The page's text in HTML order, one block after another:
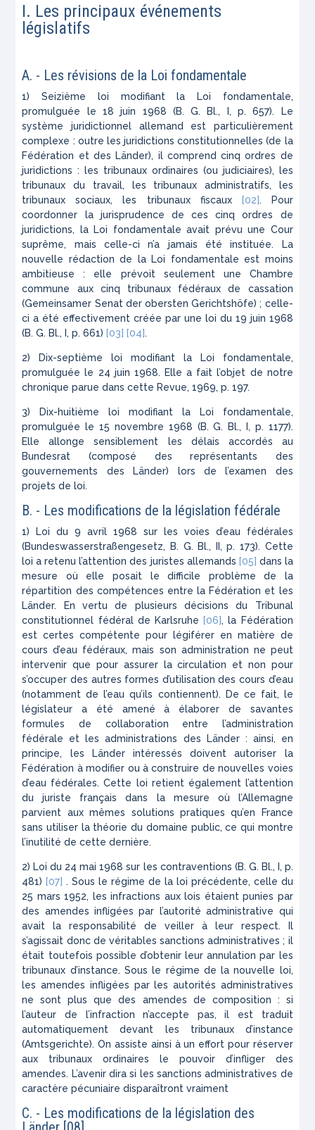
I. Les principaux événements
législatifs
A. - Les révisions de la Loi fondamentale
1) Seizième loi modifiant la Loi fondamentale,
promulguée le 18 juin 1968 (B. G. Bl., I, p. 657). Le
système juridictionnel allemand est particulièrement
complexe : outre les juridictions constitutionnelles (de la
Fédération et des Länder), il comprend cinq ordres de
juridictions : les tribunaux ordinaires (ou judiciaires), les
tribunaux du travail, les tribunaux administratifs, les
tribunaux sociaux, les tribunaux fiscaux
[02]. Pour
coordonner la jurisprudence de ces cinq ordres de
juridictions, la Loi fondamentale avait prévu une Cour
suprême, mais celle-ci n’a jamais été instituée. La
nouvelle rédaction de la Loi fondamentale est moins
ambitieuse : elle prévoit seulement une Chambre
commune aux cinq tribunaux fédéraux de cassation
(Gemeinsamer Senat der obersten Gerichtshöfe) ; celle-
ci a été effectivement créée par une loi du 19 juin 1968
(B. G. Bl., I, p. 661) [03] [04].
2) Dix-septième loi modifiant la Loi fondamentale,
promulguée le 24 juin 1968. Elle a fait l’objet de notre
chronique parue dans cette Revue, 1969, p. 197.
3) Dix-huitième loi modifiant la Loi fondamentale,
promulguée le 15 novembre 1968 (B. G. Bl., I, p. 1177).
Elle allonge sensiblement les délais accordés au
Bundesrat (composé des représentants des
gouvernements des Länder) lors de l’examen des
projets de loi.
B. - Les modifications de la législation fédérale
1) Loi du 9 avril 1968 sur les voies d’eau fédérales
(Bundeswasserstraßengesetz, B. G. Bl., II, p. 173). Cette
loi a retenu l’attention des juristes allemands [05] dans la
mesure où elle posait le difficile problème de la
répartition des compétences entre la Fédération et les
Länder. En vertu de plusieurs décisions du Tribunal
constitutionnel fédéral de Karlsruhe [06], la Fédération
est certes compétente pour légiférer en matière de
cours d’eau fédéraux, mais son administration ne peut
intervenir que pour assurer la circulation et non pour
s’occuper des autres formes d’utilisation des cours d’eau
(notamment de l’eau qu’ils contiennent). De ce fait, le
législateur a été amené à élaborer de savantes
formules de collaboration entre l’administration
fédérale et les administrations des Länder : ainsi, en
principe, les Länder intéressés doivent autoriser la
Fédération à modifier ou à construire de nouvelles voies
d’eau fédérales. Cette loi retient également l’attention
du juriste français dans la mesure où l’Allemagne
parvient aux mêmes solutions pratiques qu’en France
sans utiliser la théorie du domaine public, ce qui montre
l’inutilité de cette dernière.
2) Loi du 24 mai 1968 sur les contraventions (B. G. Bl., I, p.
481) [07] . Sous le régime de la loi précédente, celle du
25 mars 1952, les infractions aux lois étaient punies par
des amendes infligées par l’autorité administrative qui
avait la responsabilité de veiller à leur respect. Il
s’agissait donc de véritables sanctions administratives ; il
était toutefois possible d’obtenir leur annulation par les
tribunaux d’instance. Sous le régime de la nouvelle loi,
les amendes infligées par les autorités administratives
ne sont plus que des amendes de composition : si
l’auteur de l’infraction n’accepte pas, il est traduit
automatiquement devant les tribunaux d’instance
(Amtsgerichte). On assiste ainsi à un effort pour réserver
aux tribunaux ordinaires le pouvoir d’infliger des
amendes. L’avenir dira si les sanctions administratives de
caractère pécuniaire disparaîtront vraiment
C. - Les modifications de la législation des